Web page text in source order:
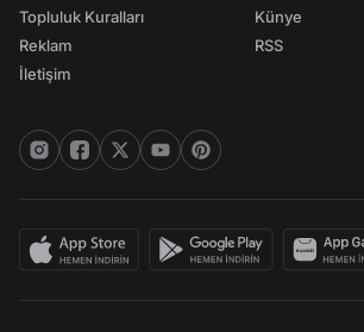
Topluluk Kuralları
Reklam
İletişim
Künye
RSS